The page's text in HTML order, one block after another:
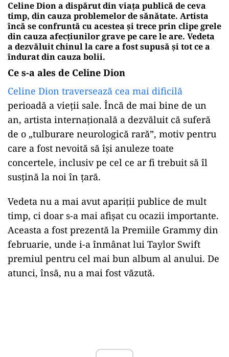
Celine Dion a dispărut din viața publică de ceva
timp, din cauza problemelor de sănătate. Artista
încă se confruntă cu acestea și trece prin clipe grele
din cauza afecțiunilor grave pe care le are. Vedeta
a dezvăluit chinul la care a fost supusă și tot ce a
îndurat din cauza bolii.
Ce s-a ales de Celine Dion
Celine Dion traversează cea mai dificilă
perioadă a vieții sale. Încă de mai bine de un
an, artista internațională a dezvăluit că suferă
de o „tulburare neurologică rară”, motiv pentru
care a fost nevoită să își anuleze toate
concertele, inclusiv pe cel ce ar fi trebuit să îl
susțină la noi în țară.
Vedeta nu a mai avut apariții publice de mult
timp, ci doar s-a mai afișat cu ocazii importante.
Aceasta a fost prezentă la Premiile Grammy din
februarie, unde i-a înmânat lui Taylor Swift
premiul pentru cel mai bun album al anului. De
atunci, însă, nu a mai fost văzută.